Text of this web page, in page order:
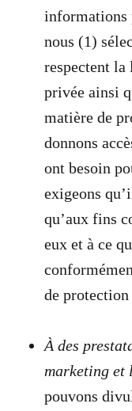
informations
nous (1)
respectent
privée ainsi
matière de
donnons
ont besoin
exigeons
qu’aux fins
eux et à ce
de protection
À des
marketing et
pouvons